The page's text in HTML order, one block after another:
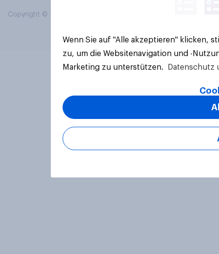
Copyright © 2026 YouGov PLC. Alle Rechte vorbehalten.
Wenn Sie auf "Alle akzeptieren" klicken,
zu, um die Websitenavigation und -
Marketing zu unterstützen.
Datenschutz